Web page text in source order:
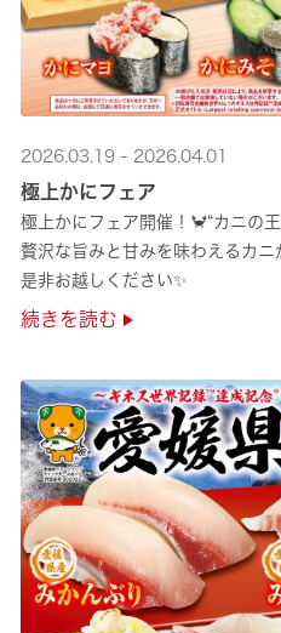
2026.03.19 - 2026.04.01
極上かにフェア
極上かにフェア開催！🦀“カニの
贅沢な旨みと甘みを味わえるカニ
是非お越しください✨
続きを読む